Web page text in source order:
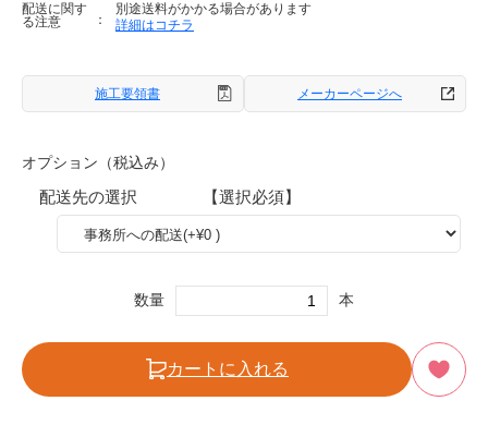
配送に関す
る注意
別途送料がかかる場合があります
詳細はコチラ
施工要領書 メーカーページへ
オプション（税込み）
配送先の選択 【選択必須】
数量 本
カートに入れる